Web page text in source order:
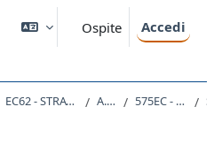
Ospite Accedi
EC62 - STRATEGIA E CONSULENZA AZIENDALE A.A. 2022 - 2023 575EC - ENTREPRENEURSHIP 2022